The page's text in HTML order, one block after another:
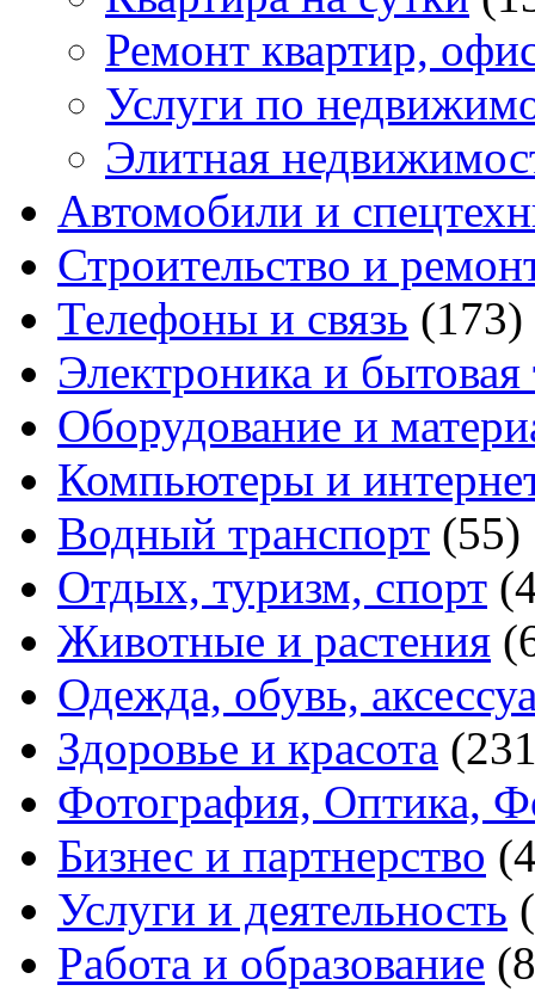
Ремонт квартир,
Услуги по
Элитная
Автомобили и
Строительство и
Телефоны и связь (173)
Электроника и бытовая
Оборудование и
Компьютеры и
Водный транспорт (55)
Отдых, туризм, спорт
Животные и растения
Одежда, обувь,
Здоровье и красота
Фотография, Оптика,
Бизнес и партнерство
Услуги и деятельность
Работа и образование